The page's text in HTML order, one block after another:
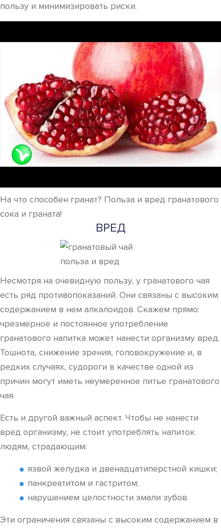
пользу и минимизировать риски.
На что способен гранат? Польза и вред гранатового
сока и граната!
ВРЕД
Несмотря на очевидную пользу, у гранатового чая
есть ряд противопоказаний. Они связаны с высоким
содержанием в нем алкалоидов. Скажем прямо:
чрезмерное и постоянное употребление
гранатового напитка может нанести организму вред.
Тошнота, снижение зрения, головокружение и, в
редких случаях, судороги в качестве одной из
причин могут иметь неумеренное питье гранатового
чая.
Есть и другой важный аспект. Чтобы не нанести
вред организму, не стоит употреблять напиток
людям, страдающим:
язвой желудка и двенадцатиперстной кишки;
панкреатитом и гастритом;
нарушением целостности эмали зубов.
Эти ограничения связаны с высоким содержанием в